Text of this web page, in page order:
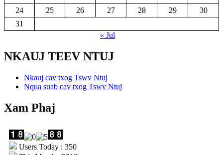
24
25 26 27 28 29
30
31
« Jul
NKAUJ TEEV NTUJ
Nkauj cav txog Tswv Ntuj
Nqua suab cav txog Tswv Ntuj
Xam Phaj
Users Today : 350